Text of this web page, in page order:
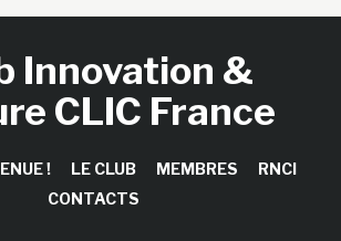
Innovation &
CLIC France
! LE CLUB MEMBRES
RNCI
CONTACTS